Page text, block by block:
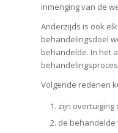
inmenging van de
Anderzijds is ook
behandelingsdoel
behandelde. In het
Volgende redenen
zijn
de behandelde